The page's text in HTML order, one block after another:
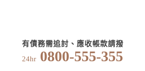
有債務需追討、應收帳款請撥
24hr0800-555-355